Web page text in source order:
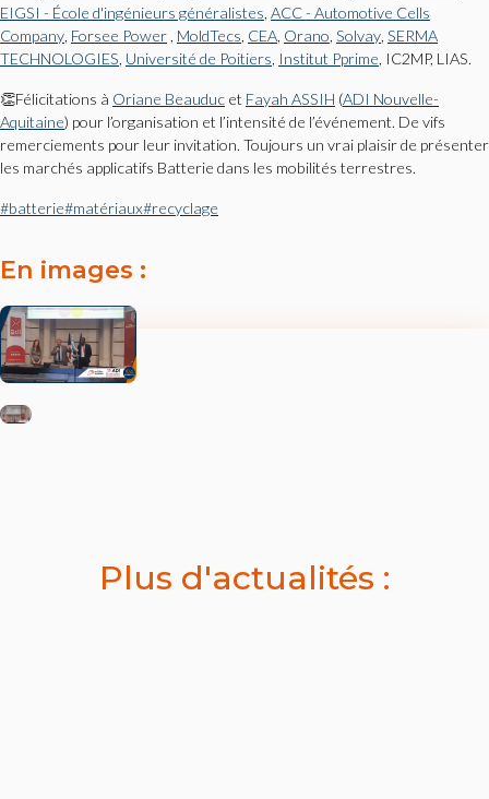
EIGSI - École d'ingénieurs généralistes, ACC - Automotive Cells
Company, Forsee Power , MoldTecs, CEA, Orano, Solvay, SERMA
TECHNOLOGIES, Université de Poitiers, Institut Pprime, IC2MP, LIAS.
👏Félicitations à Oriane Beauduc et Fayah ASSIH (ADI Nouvelle-
Aquitaine) pour l’organisation et l’intensité de l’événement. De vifs
remerciements pour leur invitation. Toujours un vrai plaisir de présenter
les marchés applicatifs Batterie dans les mobilités terrestres.
#batterie#matériaux#recyclage
En images :
Plus d'actualités :